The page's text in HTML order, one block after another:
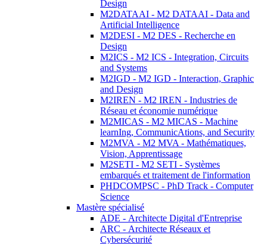
Design
M2DATAAI - M2 DATAAI - Data and
Artificial Intelligence
M2DESI - M2 DES - Recherche en
Design
M2ICS - M2 ICS - Integration, Circuits
and Systems
M2IGD - M2 IGD - Interaction, Graphic
and Design
M2IREN - M2 IREN - Industries de
Réseau et économie numérique
M2MICAS - M2 MICAS - Machine
learnIng, CommunicAtions, and Security
M2MVA - M2 MVA - Mathématiques,
Vision, Apprentissage
M2SETI - M2 SETI - Systèmes
embarqués et traitement de l'information
PHDCOMPSC - PhD Track - Computer
Science
Mastère spécialisé
ADE - Architecte Digital d'Entreprise
ARC - Architecte Réseaux et
Cybersécurité